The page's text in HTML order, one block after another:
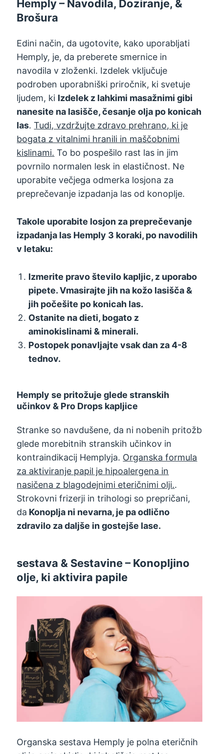
Hemply – Navodila, Doziranje, &
Brošura
Edini način, da ugotovite, kako uporabljati
Hemply, je, da preberete smernice in
navodila v zloženki. Izdelek vključuje
podroben uporabniški priročnik, ki svetuje
ljudem, ki Izdelek z lahkimi masažnimi gibi
nanesite na lasišče, česanje olja po konicah
las.Tudi, vzdržujte zdravo prehrano, ki je
bogata z vitalnimi hranili in maščobnimi
kislinami. To bo pospešilo rast las in jim
povrnilo normalen lesk in elastičnost. Ne
uporabite večjega odmerka losjona za
preprečevanje izpadanja las od konoplje.
Takole uporabite losjon za preprečevanje
izpadanja las Hemply 3 koraki, po navodilih
v letaku:
Izmerite pravo število kapljic, z uporabo
pipete. Vmasirajte jih na kožo lasišča &
jih počešite po konicah las.
Ostanite na dieti, bogato z
aminokislinami & minerali.
Postopek ponavljajte vsak dan za 4-8
tednov.
Hemply se pritožuje glede stranskih
učinkov & Pro Drops kapljice
Stranke so navdušene, da ni nobenih pritožb
glede morebitnih stranskih učinkov in
kontraindikacij Hemplyja. Organska formula
za aktiviranje papil je hipoalergena in
nasičena z blagodejnimi eteričnimi olji..
Strokovni frizerji in trihologi so prepričani,
da Konoplja ni nevarna, je pa odlično
zdravilo za daljše in gostejše lase.
sestava & Sestavine – Konopljino
olje, ki aktivira papile
Organska sestava Hemply je polna eteričnih